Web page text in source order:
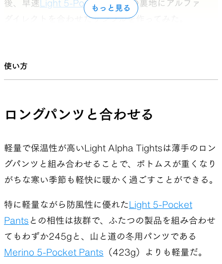
後、早速Light 5-Pocket Pants の裏地にアルファ
ダイレクトを合わせたサンプルを作ってみた。
裏地としてアルファダイレクトを使うことをやめ
て、アルファダイレクト単体でタイツを作ることに
せたり、単体でも使えたりと、もっと柔軟に様々
なシチュエーションで活躍する製品になると考えた
のだ。
タイツは厚手だと上からボトムスを履くのが難しく
なるので、 Light Alpha Vest/Jacketに使っている
薄手のアルファダイレクトで試作することにした。
でき上がったサンプルを履いてみると、止まってい
もっと見る
使い方
ロングパンツと合わせる
軽量で保温性が高いLight Alpha Tightsは薄手のロン
グパンツと組み合わせることで、ボトムスが重くなり
がちな寒い季節も軽快に暖かく過ごすことができる。
特に軽量ながら防風性に優れたLight 5-Pocket
Pants との相性は抜群で、ふたつの製品を組み合わせ
てもわずか245gと、山と道の冬用パンツである
Merino 5-Pocket Pants （423g）よりも軽量だ。